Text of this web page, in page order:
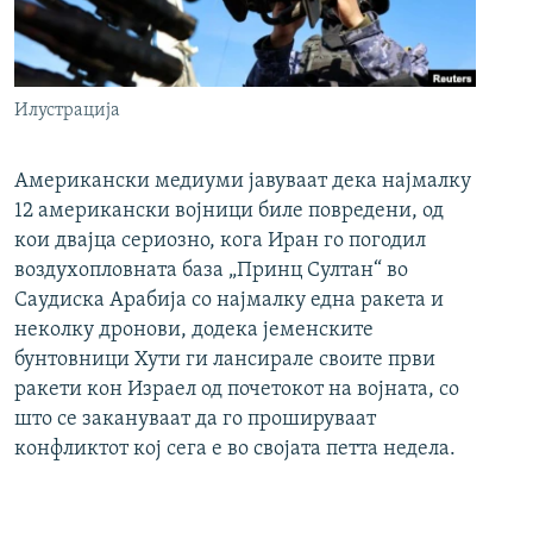
Илустрација
Американски медиуми јавуваат дека најмалку
12 американски војници биле повредени, од
кои двајца сериозно, кога Иран го погодил
воздухопловната база „Принц Султан“ во
Саудиска Арабија со најмалку една ракета и
неколку дронови, додека јеменските
бунтовници Хути ги лансирале своите први
ракети кон Израел од почетокот на војната, со
што се закануваат да го прошируваат
конфликтот кој сега е во својата петта недела.